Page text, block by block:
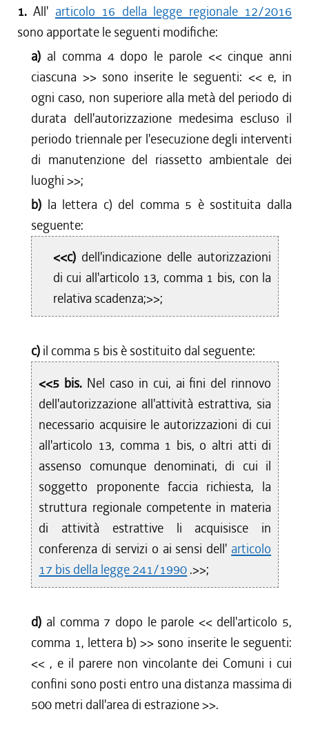
1.All' articolo 16 della legge regionale 12/2016
sono apportate le seguenti modifiche:
a) al comma 4 dopo le parole << cinque anni
ciascuna >> sono inserite le seguenti: << e, in
ogni caso, non superiore alla metà del periodo di
durata dell'autorizzazione medesima escluso il
periodo triennale per l'esecuzione degli interventi
di manutenzione del riassetto ambientale dei
luoghi >>;
b) la lettera c) del comma 5 è sostituita dalla
seguente:
<<c) dell'indicazione delle autorizzazioni
di cui all'articolo 13, comma 1 bis, con la
relativa scadenza;>>;
c) il comma 5 bis è sostituito dal seguente:
<<5 bis. Nel caso in cui, ai fini del rinnovo
dell'autorizzazione all'attività estrattiva, sia
necessario acquisire le autorizzazioni di cui
all'articolo 13, comma 1 bis, o altri atti di
assenso comunque denominati, di cui il
soggetto proponente faccia richiesta, la
struttura regionale competente in materia
di attività estrattive li acquisisce in
conferenza di servizi o ai sensi dell' articolo
17 bis della legge 241/1990 .>>;
d) al comma 7 dopo le parole << dell'articolo 5,
comma 1, lettera b) >> sono inserite le seguenti:
<<, e il parere non vincolante dei Comuni i cui
confini sono posti entro una distanza massima di
500 metri dall'area di estrazione>>.